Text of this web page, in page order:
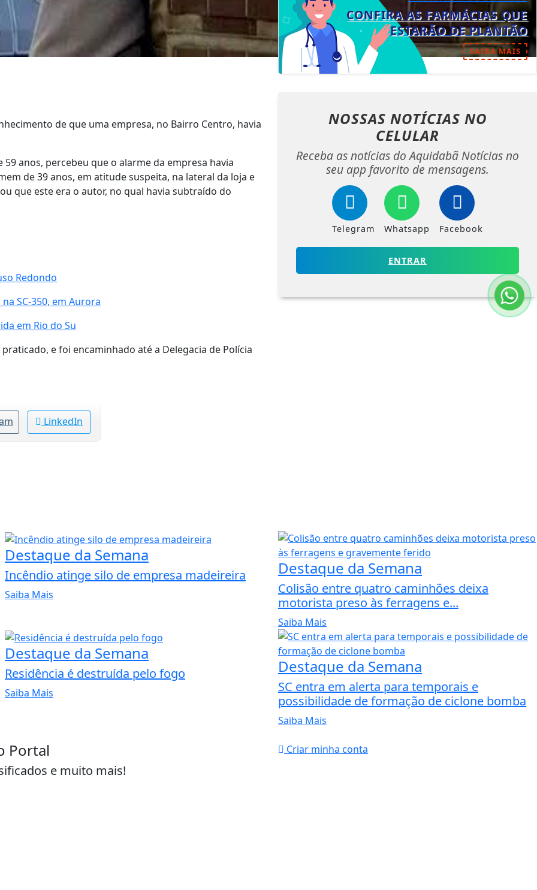
de que uma empresa, no Bairro Centro, havia
anos, percebeu que o alarme da empresa havia
de 39 anos, em atitude suspeita, na lateral da loja e
que este era o autor, no qual havia subtraído do
Redondo
SC-350, em Aurora
em Rio do Su
e foi encaminhado até a Delegacia de Polícia
LinkedIn
CONFIRA AS FARMÁCIAS QUE
ESTARÃO DE PLANTÃO
SAIBA MAIS
NOSSAS NOTÍCIAS NO
CELULAR
Receba as notícias do Aquidabã Notícias no
seu app favorito de mensagens.
Telegram Whatsapp Facebook
ENTRAR
Destaque da Semana
Incêndio atinge silo de empresa madeireira
Saiba Mais
Destaque da Semana
Colisão entre quatro caminhões deixa
motorista preso às ferragens e...
Saiba Mais
Destaque da Semana
Residência é destruída pelo fogo
Saiba Mais
Destaque da Semana
SC entra em alerta para temporais e
possibilidade de formação de ciclone bomba
Saiba Mais
Portal
e muito mais!
Criar minha conta